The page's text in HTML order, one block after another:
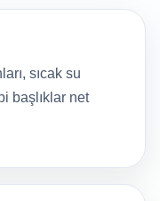
sıcak su
başlıklar net